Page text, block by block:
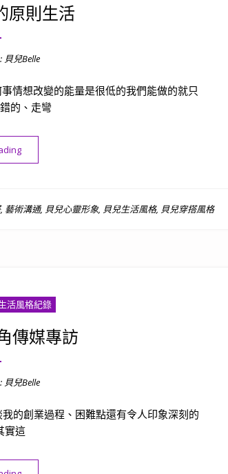
原則生活
貝兒Belle
情想改變的能量是很低的我們能做的就只
的、走彎
“運用「遇見」的原則生活”
, 藝術溝通, 貝兒心靈形象, 貝兒生活風格, 貝兒穿搭風格
活風格紀錄
傳媒專訪
貝兒Belle
的創業過程、困難點還有令人印象深刻的
實這